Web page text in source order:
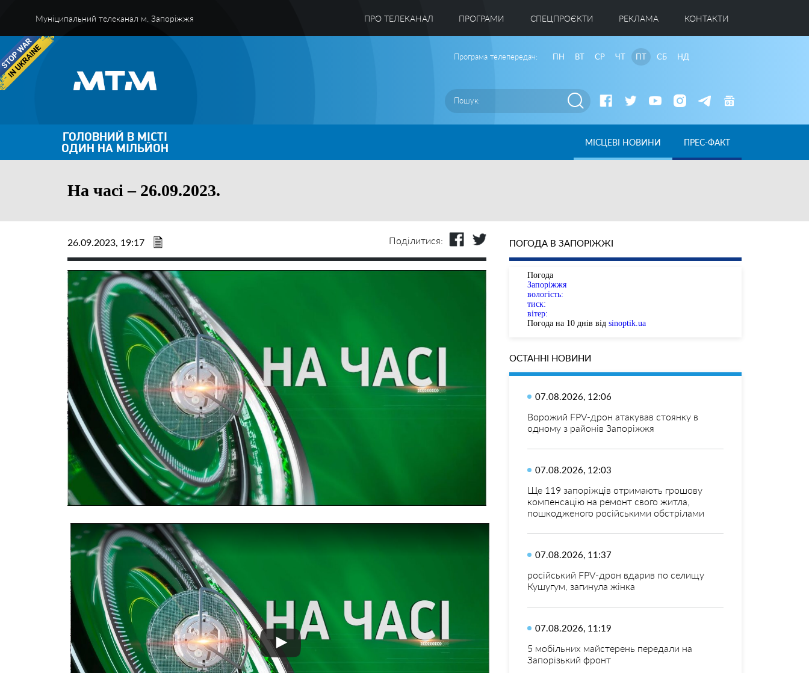
Муніципальний телеканал м. Запоріжжя ПРО ТЕЛЕКАНАЛ ПРОГРАМИ CПЕЦПРОЄКТИ РЕКЛАМА КОНТАКТИ
Програма телепередач: ПН ВТ СР ЧТ ПТ СБ НД
ГОЛОВНИЙ В МІСТІ
ОДИН НА МІЛЬЙОН МІСЦЕВІ НОВИНИ ПРЕС-ФАКТ
На часі – 26.09.2023.
26.09.2023, 19:17 Поділитися: ПОГОДА В ЗАПОРІЖЖІ
Погода
Запоріжжя
вологість:
тиск:
вітер:
Погода на 10 днів від sinoptik.ua
ОСТАННІ НОВИНИ
07.08.2026, 12:06
Ворожий FPV-дрон атакував стоянку в
одному з районів Запоріжжя
07.08.2026, 12:03
Ще 119 запоріжців отримають грошову
компенсацію на ремонт свого житла,
пошкодженого російськими обстрілами
07.08.2026, 11:37
російський FPV-дрон вдарив по селищу
Кушугум, загинула жінка
07.08.2026, 11:19
5 мобільних майстерень передали на
Запорізький фронт